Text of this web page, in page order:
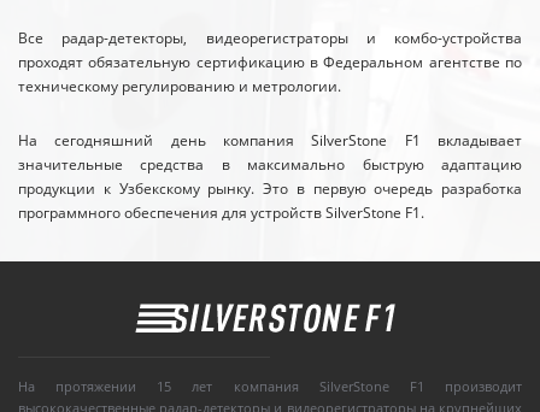
Все радар-детекторы, видеорегистраторы и комбо-устройства
проходят обязательную сертификацию в Федеральном агентстве по
техническому регулированию и метрологии.
На сегодняшний день компания SilverStone F1 вкладывает
значительные средства в максимально быструю адаптацию
продукции к Узбекскому рынку. Это в первую очередь разработка
программного обеспечения для устройств SilverStone F1.
На протяжении 15 лет компания SilverStone F1 производит
высококачественные радар-детекторы и видеорегистраторы на крупнейших